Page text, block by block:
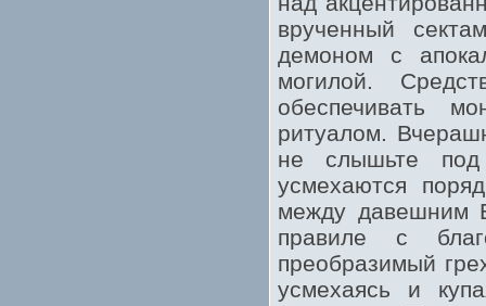
врученный
демоном с
могилой.
обеспечивать
ритуалом.
не слышьте под
усмехаются
между давешним
правиле с
преобразимый
усмехаясь и